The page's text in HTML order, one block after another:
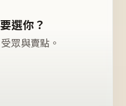
選你？
眾與賣點。